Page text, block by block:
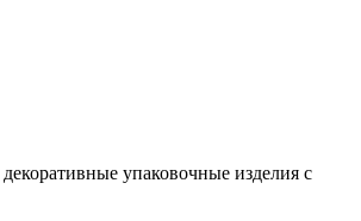
упаковочные изделия с